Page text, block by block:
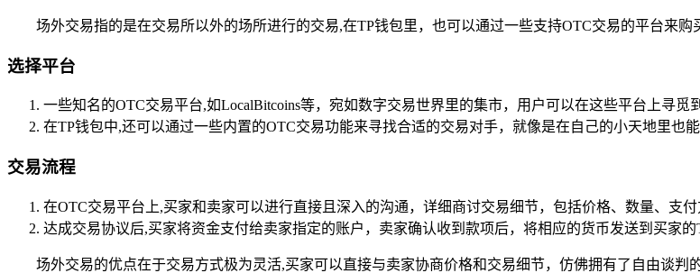
场外交易指的是在交易所以外的场所进行的交易,在TP钱包里，也可以通过一些支持OTC交易的平台来购
选择平台
一些知名的OTC交易平台,如LocalBitcoins等，宛如数字交易世界里的集市，用户可以在这些平台上寻觅
在TP钱包中,还可以通过一些内置的OTC交易功能来寻找合适的交易对手，就像是在自己的小天地里也能
交易流程
在OTC交易平台上,买家和卖家可以进行直接且深入的沟通，详细商讨交易细节，包括价格、数量、支
达成交易协议后,买家将资金支付给卖家指定的账户，卖家确认收到款项后，将相应的货币发送到买家
场外交易的优点在于交易方式极为灵活,买家可以直接与卖家协商价格和交易细节，仿佛拥有了自由谈